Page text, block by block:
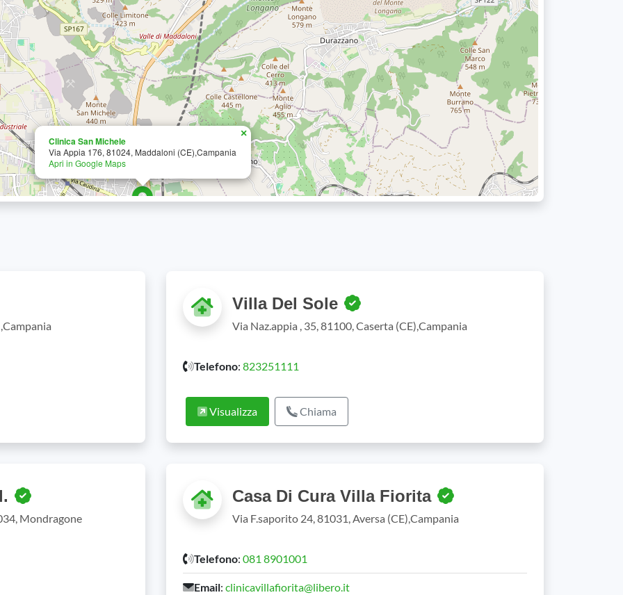
Clinica San Michele
Via Appia 176, 81024, Maddaloni (CE),Campania
Apri in Google Maps
×
Villa Del Sole
Via Naz.appia , 35, 81100, Caserta (CE),Campania
Telefono: 823251111
Visualizza Chiama
Mondragone
Casa Di Cura Villa Fiorita
Via F.saporito 24, 81031, Aversa (CE),Campania
Telefono: 081 8901001
Email: clinicavillafiorita@libero.it